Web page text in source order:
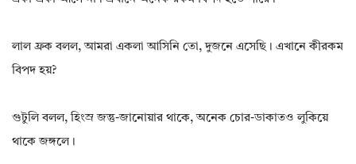
লাল ফ্রক বলল, আমরা একলা আসিনি তো, দুজনে এসেছি। এখানে কীরকম
বিপদ হয়?
গুটুলি বলল, হিংস্র জন্তু-জানোয়ার থাকে, অনেক চোর-ডাকাতও লুকিয়ে
থাকে জঙ্গলে।